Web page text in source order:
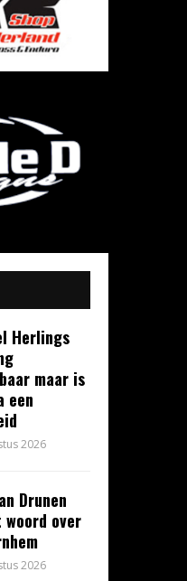
Herlings
maar is
een
2026
Drunen
woord over
2026